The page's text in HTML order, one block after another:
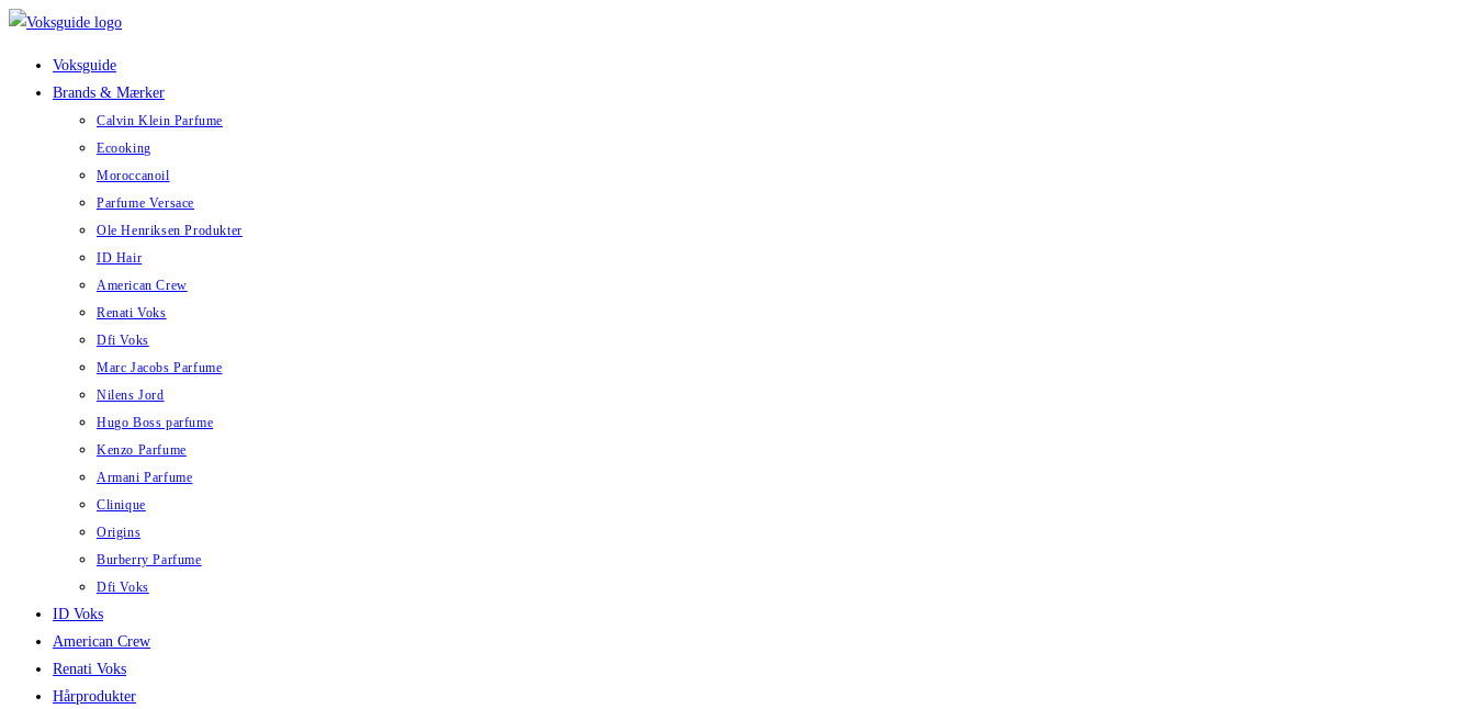
Skip
Voksguide
Brands & Mærker
Calvin Klein Parfume
Ecooking
Moroccanoil
Parfume Versace
Ole Henriksen Produkter
ID Hair
American Crew
Renati Voks
Dfi Voks
Marc Jacobs Parfume
Nilens Jord
Hugo Boss parfume
Kenzo Parfume
Armani Parfume
Clinique
Origins
Burberry Parfume
Dfi Voks
ID Voks
American Crew
Renati Voks
Hårprodukter